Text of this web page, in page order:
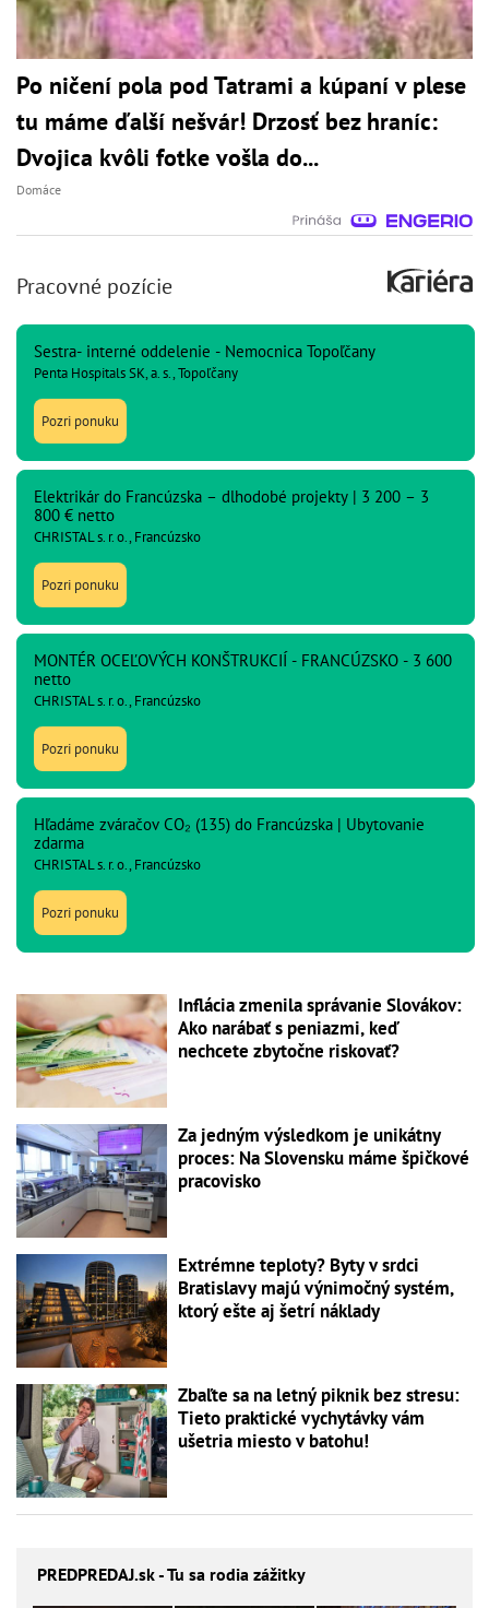
Po ničení pola pod Tatrami a kúpaní v plese
tu máme ďalší nešvár! Drzosť bez hraníc:
Dvojica kvôli fotke vošla do...
Domáce
Pracovné pozície
Sestra- interné oddelenie - Nemocnica Topoľčany
Penta Hospitals SK, a. s., Topoľčany
Pozri ponuku
Elektrikár do Francúzska – dlhodobé projekty | 3 200 – 3
800 € netto
CHRISTAL s. r. o., Francúzsko
Pozri ponuku
MONTÉR OCEĽOVÝCH KONŠTRUKCIÍ - FRANCÚZSKO - 3 600
netto
CHRISTAL s. r. o., Francúzsko
Pozri ponuku
Hľadáme zváračov CO₂ (135) do Francúzska | Ubytovanie
zdarma
CHRISTAL s. r. o., Francúzsko
Pozri ponuku
Inflácia zmenila správanie Slovákov:
Ako narábať s peniazmi, keď
nechcete zbytočne riskovať?
Za jedným výsledkom je unikátny
proces: Na Slovensku máme špičkové
pracovisko
Extrémne teploty? Byty v srdci
Bratislavy majú výnimočný systém,
ktorý ešte aj šetrí náklady
Zbaľte sa na letný piknik bez stresu:
Tieto praktické vychytávky vám
ušetria miesto v batohu!
PREDPREDAJ.sk - Tu sa rodia zážitky